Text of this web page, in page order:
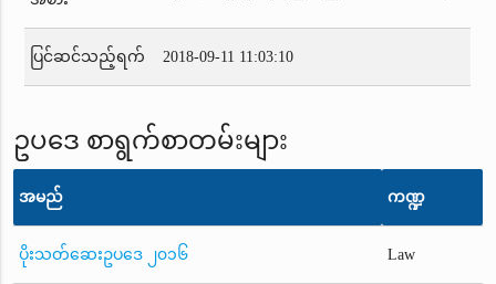
ပြင်ဆင်သည့်ရက် 2018-09-11 11:03:10
ဥပဒေ စာရွက်စာတမ်းများ
အမည် ကဏ္ဍ
ပိုးသတ်ဆေးဥပဒေ ၂၀၁၆ Law